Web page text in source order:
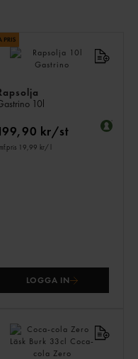
10l
kr/st
19,99 kr/ l
LOGGA IN